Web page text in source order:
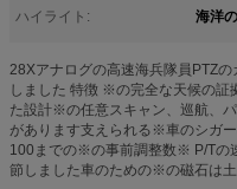
ハイライト:
海洋
28Xアナログの高速海兵隊員PTZ
しました 特徴 ※の完全な天候の
た設計※の任意スキャン、巡航、
があります支えられる※車のシガ
100までの※の事前調整数※ P/Tの
節しました車のための※の磁石は土